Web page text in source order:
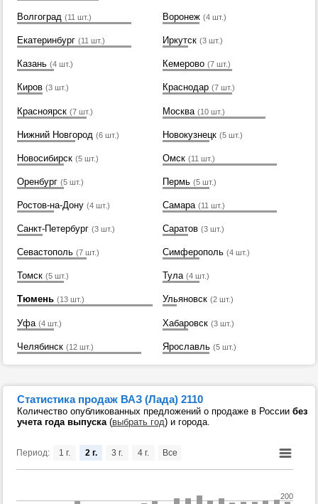
Волгоград (11 шт.) Воронеж (4 шт.)
Екатеринбург (11 шт.) Иркутск (3 шт.)
Казань (4 шт.) Кемерово (7 шт.)
Киров (3 шт.) Краснодар (7 шт.)
Красноярск (7 шт.) Москва (10 шт.)
Нижний Новгород (6 шт.) Новокузнецк (5 шт.)
Новосибирск (5 шт.) Омск (11 шт.)
Оренбург (5 шт.) Пермь (5 шт.)
Ростов-на-Дону (4 шт.) Самара (11 шт.)
Санкт-Петербург (3 шт.) Саратов (3 шт.)
Севастополь (7 шт.) Симферополь (4 шт.)
Томск (5 шт.) Тула (4 шт.)
Тюмень (13 шт.) Ульяновск (2 шт.)
Уфа (4 шт.) Хабаровск (3 шт.)
Челябинск (12 шт.) Ярославль (5 шт.)
Статистика продаж ВАЗ (Лада) 2110
Количество опубликованных предложений о продаже в России без
учета года выпуска(выбрать год) и города.
Период:
200
1 г. 2 г. 3 г. 4 г. Все